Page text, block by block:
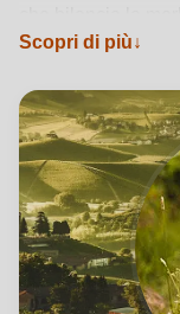
e concentrato ma
armonico.
Vedi
Scopri di più